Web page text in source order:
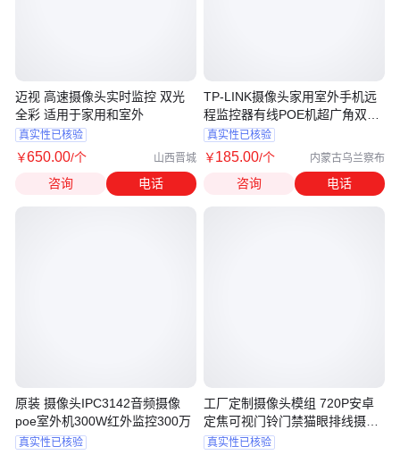
迈视 高速摄像头实时监控 双光
全彩 适用于家用和室外
真实性已核验
￥650.00/个 山西晋城
咨询 电话
原装 摄像头IPC3142音频摄像
poe室外机300W红外监控300万
真实性已核验
TP-LINK摄像头家用室外手机远
程监控器有线POE机超广角双目
全彩
真实性已核验
￥185.00/个 内蒙古乌兰察布
咨询 电话
工厂定制摄像头模组 720P安卓
定焦可视门铃门禁猫眼排线摄像
头
真实性已核验